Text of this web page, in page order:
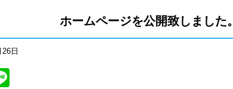
ホームページを公開致しました。
日